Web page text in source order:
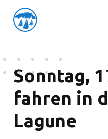
friedensflotte
Friedensflotte Salzburg
Sonntag,
fahren in
Lagune